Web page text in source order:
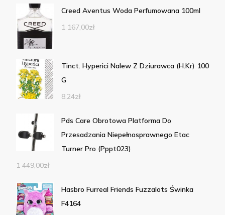
Creed Aventus Woda Perfumowana 100ml
1 167,00zł
Tinct. Hyperici Nalew Z Dziurawca (H.Kr) 100
G
8,24zł
Pds Care Obrotowa Platforma Do
Przesadzania Niepełnosprawnego Etac
Turner Pro (Pppt023)
1 449,00zł
Hasbro Furreal Friends Fuzzalots Świnka
F4164